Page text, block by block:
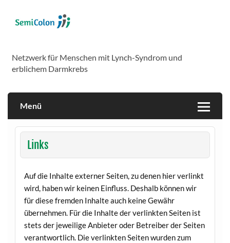
content
Netzwerk für Menschen mit Lynch-Syndrom und
erblichem Darmkrebs
Menü
Links
Auf die Inhalte externer Seiten, zu denen hier verlinkt
wird, haben wir keinen Einfluss. Deshalb können wir
für diese fremden Inhalte auch keine Gewähr
übernehmen. Für die Inhalte der verlinkten Seiten ist
stets der jeweilige Anbieter oder Betreiber der Seiten
verantwortlich. Die verlinkten Seiten wurden zum